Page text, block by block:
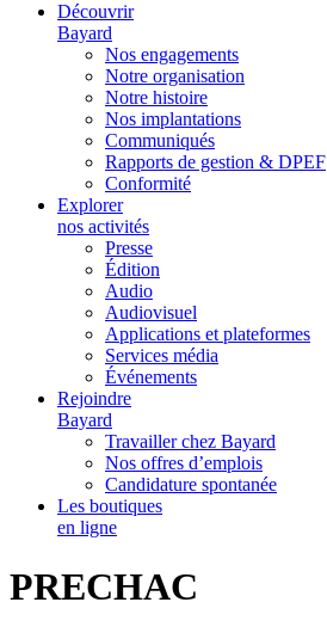
Découvrir
Bayard
Nos engagements
Notre organisation
Notre histoire
Nos implantations
Communiqués
Rapports de gestion & DPEF
Conformité
Explorer
nos activités
Presse
Édition
Audio
Audiovisuel
Applications et plateformes
Services média
Événements
Rejoindre
Bayard
Travailler chez Bayard
Nos offres d’emplois
Candidature spontanée
Les boutiques
en ligne
PRECHAC